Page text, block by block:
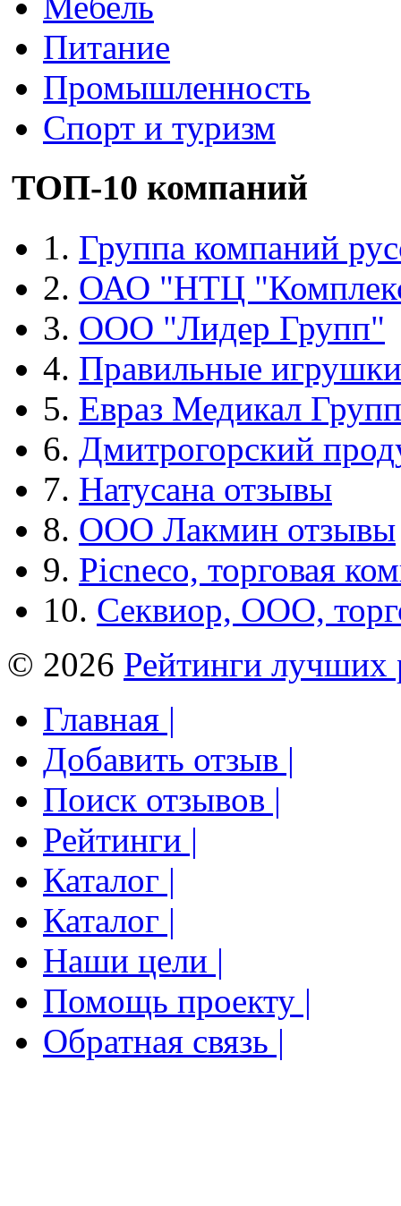
Питание
Промышленность
Спорт и туризм
ТОП-10 компаний
1. Группа компаний
2. ОАО "НТЦ
3. ООО "Лидер Групп"
4. Правильные игрушки
5. Евраз Медикал Групп
6. Дмитрогорский
7. Натусана отзывы
8. ООО Лакмин отзывы
9. Picneco, торговая
10. Секвиор, ООО,
© 2026 Рейтинги лучших
Главная |
Добавить отзыв |
Поиск отзывов |
Рейтинги |
Каталог |
Каталог |
Наши цели |
Помощь проекту |
Обратная связь |